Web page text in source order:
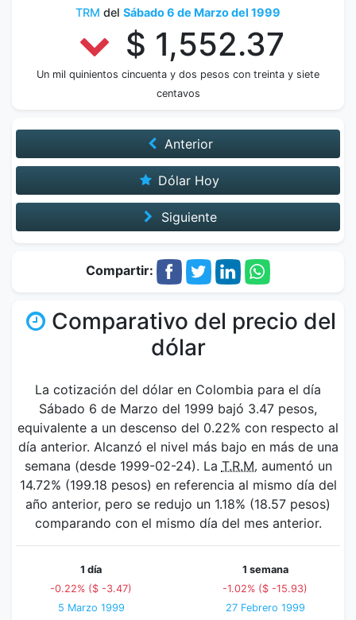
TRM del Sábado 6 de Marzo del 1999
$ 1,552.37
Un mil quinientos cincuenta y dos pesos con treinta y siete
centavos
Anterior
Dólar Hoy
Siguiente
Compartir:
Comparativo del precio del
dólar
La cotización del dólar en Colombia para el día
Sábado 6 de Marzo del 1999 bajó 3.47 pesos,
equivalente a un descenso del 0.22% con respecto al
día anterior. Alcanzó el nivel más bajo en más de una
semana (desde 1999-02-24). La T.R.M. aumentó un
14.72% (199.18 pesos) en referencia al mismo día del
año anterior, pero se redujo un 1.18% (18.57 pesos)
comparando con el mismo día del mes anterior.
1 día
-0.22% ($ -3.47)
5 Marzo 1999
1 semana
-1.02% ($ -15.93)
27 Febrero 1999